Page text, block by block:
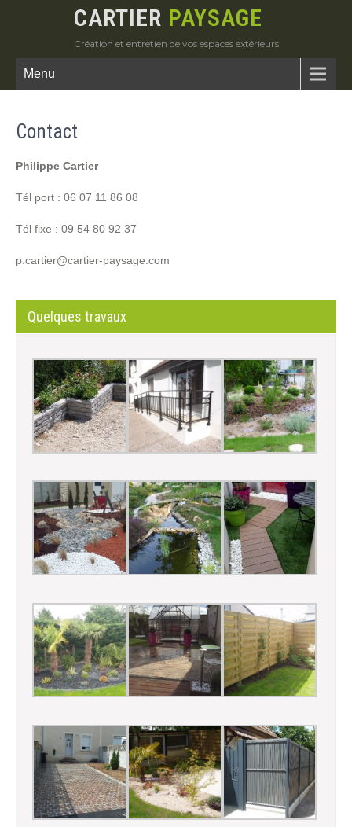
CARTIER PAYSAGE
Création et entretien de vos espaces extérieurs
Menu
Contact
Philippe Cartier
Tél port : 06 07 11 86 08
Tél fixe : 09 54 80 92 37
p.cartier@cartier-paysage.com
Quelques travaux